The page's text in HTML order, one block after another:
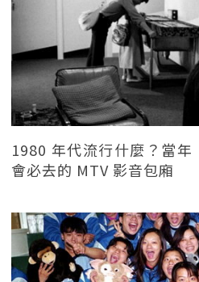
1980 年代流行什麼？當
會必去的 MTV 影音包廂